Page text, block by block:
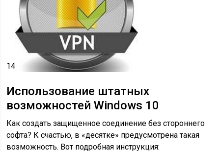
14
Использование штатных
возможностей Windows 10
Как создать защищенное соединение без стороннего
софта? К счастью, в «десятке» предусмотрена такая
возможность. Вот подробная инструкция: